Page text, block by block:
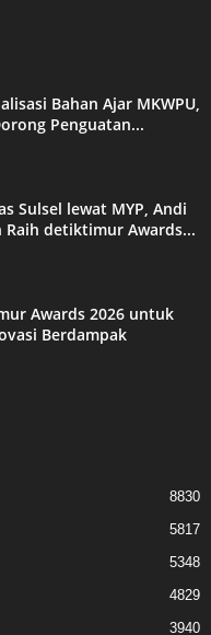
Bahan Ajar MKWPU,
Penguatan...
Sulsel lewat MYP, Andi
Raih detiktimur Awards...
Awards 2026 untuk
Berdampak
8830
5817
5348
4829
3940